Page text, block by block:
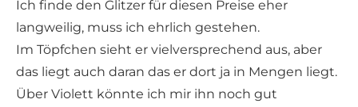
Ich finde den Glitzer für diesen Preise eher
langweilig, muss ich ehrlich gestehen.
Im Töpfchen sieht er vielversprechend aus, aber
das liegt auch daran das er dort ja in Mengen liegt.
Über Violett könnte ich mir ihn noch gut